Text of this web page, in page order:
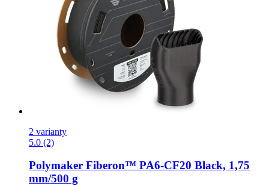
2 varianty
5.0 (2)
Polymaker Fiberon™ PA6-​CF20 Black, 1,75
mm/500 g